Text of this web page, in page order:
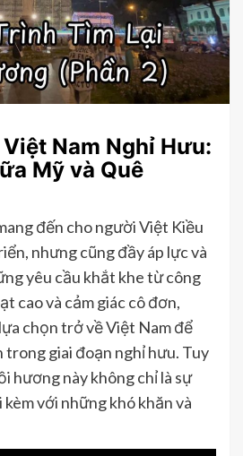
Nam Nghỉ Hưu:
Mỹ và Quê
đến cho người Việt Kiều
nhưng cũng đầy áp lực và
yêu cầu khắt khe từ công
cao và cảm giác cô đơn,
chọn trở về Việt Nam để
trong giai đoạn nghỉ hưu. Tuy
hương này không chỉ là sự
với những khó khăn và